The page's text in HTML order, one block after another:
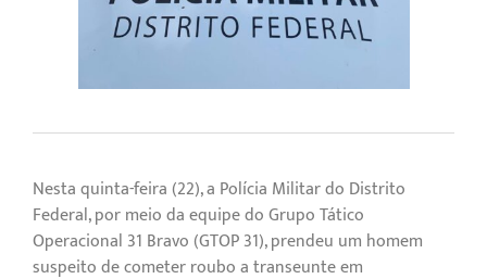
Nesta quinta-feira (22), a Polícia Militar do Distrito
Federal, por meio da equipe do Grupo Tático
Operacional 31 Bravo (GTOP 31), prendeu um homem
suspeito de cometer roubo a transeunte em